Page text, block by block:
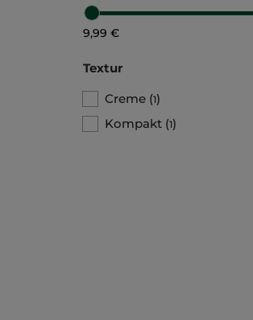
9,99 €
Textur
Creme (1)
Kompakt (1)